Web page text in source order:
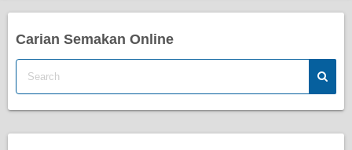
Carian Semakan Online